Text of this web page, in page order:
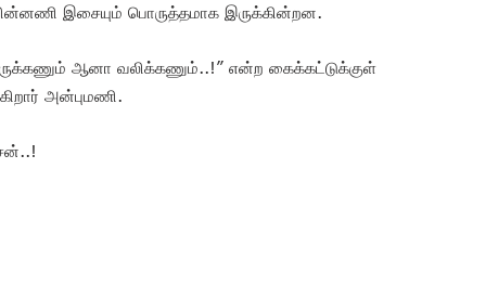
இசையும் பொருத்தமாக இருக்கின்றன.
இருக்கணும் ஆனா வலிக்கணும்..!” என்ற கைக்கட்டுக்குள்
அன்புமணி.